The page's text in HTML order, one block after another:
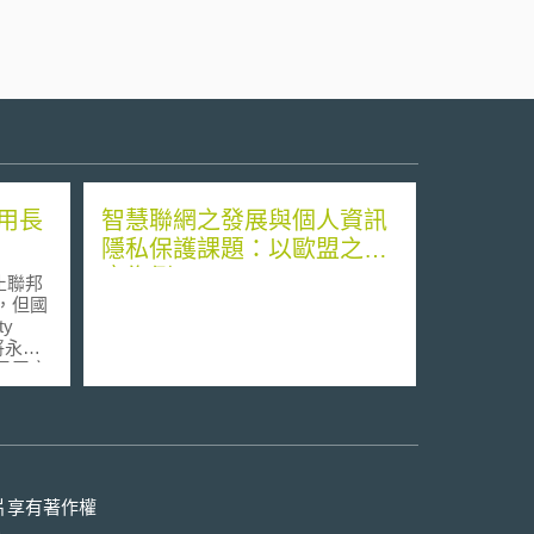
長
邦
但國
久
眾之
年
容
錄
密碼
智慧聯網之發展與個人資訊
隱私保護課題：以歐盟之因
享有著作權